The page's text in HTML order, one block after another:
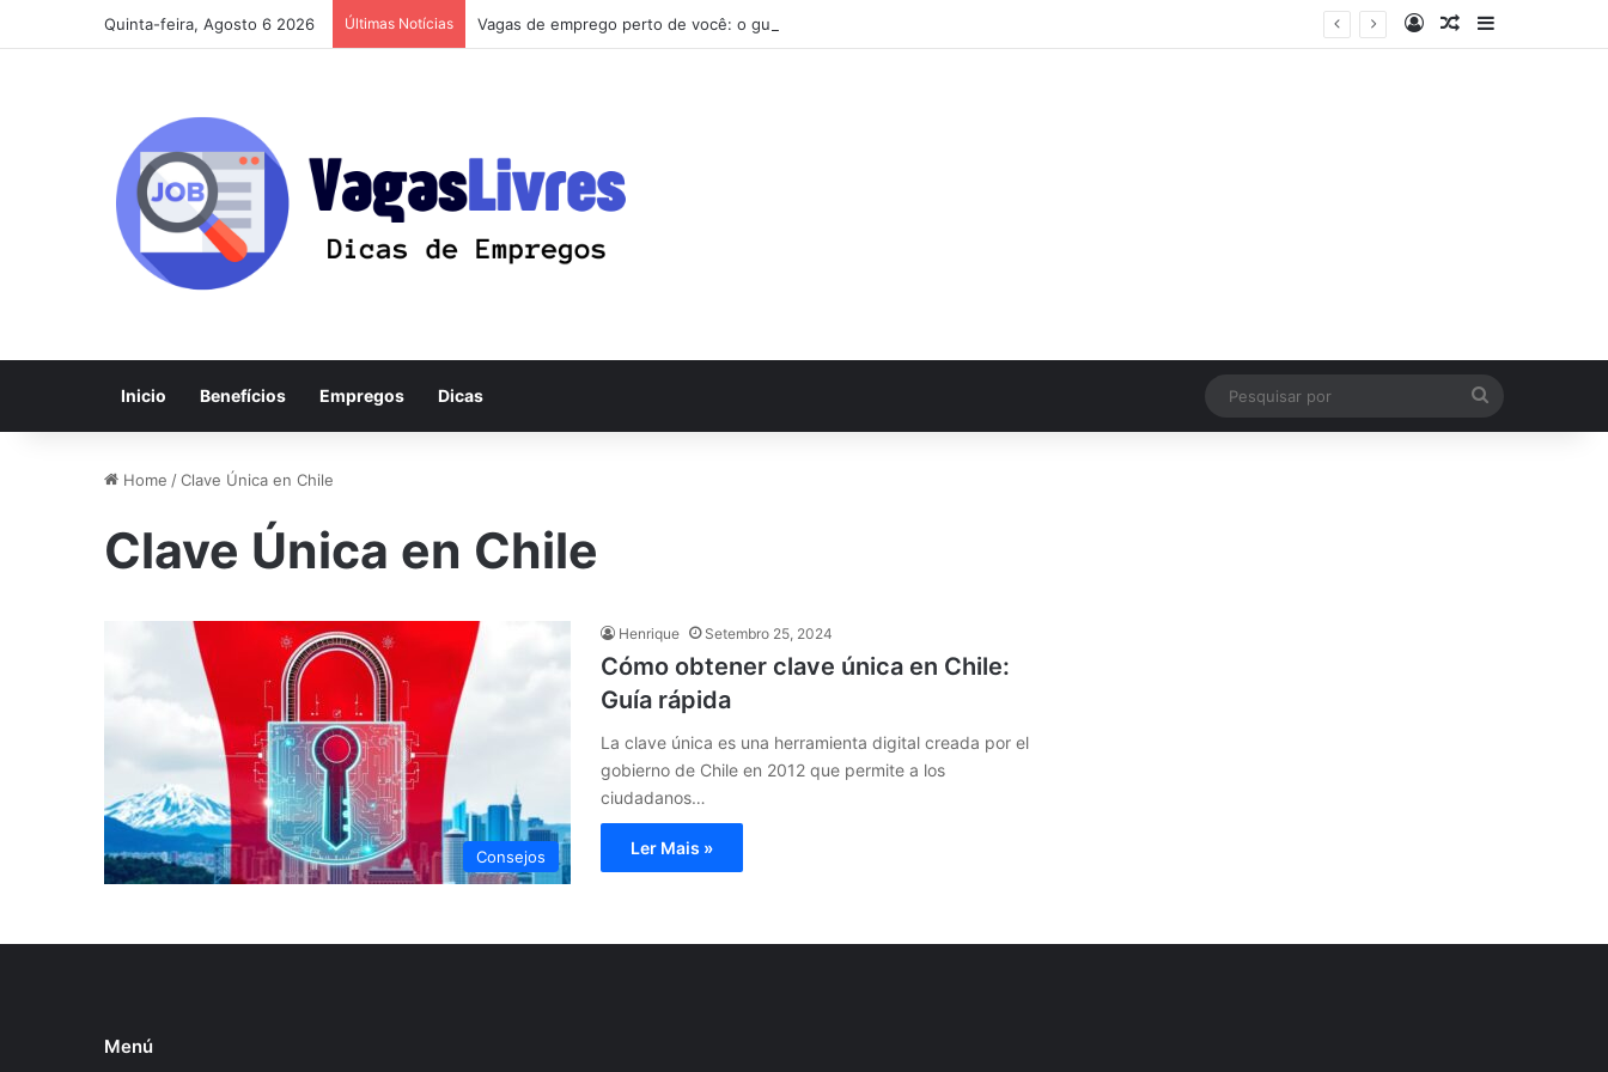
Quinta-feira, Agosto 6 2026 Últimas Notícias Vagas de emprego perto de você: o guia que vai mudar sua busca Log InArtigo Aleatório
Sidebar
Inicio Benefícios Empregos Dicas
por
Home /Clave Única en Chile
Clave Única en Chile
Consejos
Henrique Setembro 25, 2024
Cómo obtener clave única en Chile:
Guía rápida
La clave única es una herramienta digital creada por el
gobierno de Chile en 2012 que permite a los
ciudadanos…
Ler Mais »
Menú